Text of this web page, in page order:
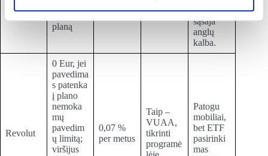
planą
iems,
sąsaja
anglų
kalba.
Revolut
0 Eur, jei
pavedima
s patenka
į plano
nemoka
mų
pavedim
ų limitą;
viršijus
0,07 %
per metus
Taip –
VUAA,
tikrinti
programė
Patogu
mobiliai,
bet ETF
pasirinki
mas